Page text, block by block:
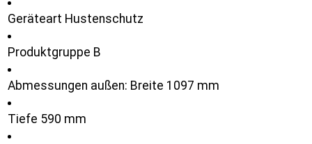
Geräteart Hustenschutz
Produktgruppe B
Abmessungen außen: Breite 1097 mm
Tiefe 590 mm